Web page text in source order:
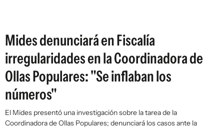
Mides denunciará en Fiscalía
irregularidades en la Coordinadora de
Ollas Populares: "Se inflaban los
números"
El Mides presentó una investigación sobre la tarea de la
Coordinadora de Ollas Populares; denunciará los casos ante la